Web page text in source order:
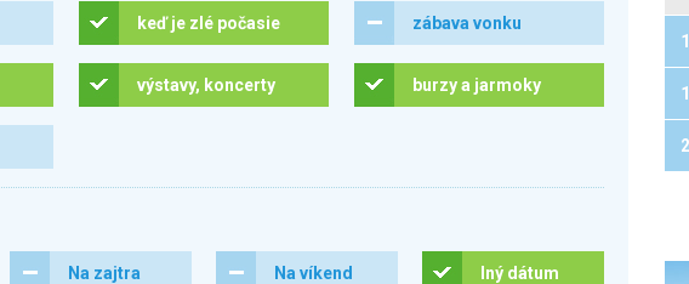
keď je zlé počasie zábava vonku
výstavy, koncerty burzy a jarmoky
Na zajtra Na víkend Iný dátum